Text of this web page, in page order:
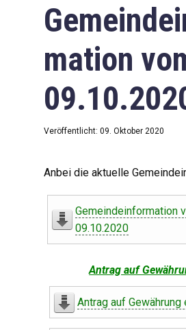
mation
Veröffentlicht: 09. Oktober 2020
Anbei die aktuelle
Gemeindeinformation
09.10.2020
Antrag auf
Antrag auf